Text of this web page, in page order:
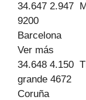
34.647 2.947
9200
Barcelona
Ver más
34.648 4.150
grande 4672
Coruña